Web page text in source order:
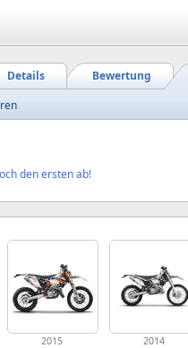
Bewertung
Details
den ersten ab!
2015 2014